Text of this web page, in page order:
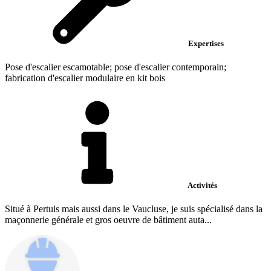
Expertises
Pose d'escalier escamotable; pose d'escalier contemporain;
fabrication d'escalier modulaire en kit bois
Activités
Situé à Pertuis mais aussi dans le Vaucluse, je suis spécialisé dans la
maçonnerie générale et gros oeuvre de bâtiment auta...